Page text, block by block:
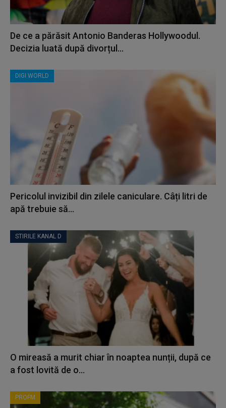
De ce a părăsit Antonio Banderas Hollywoodul.
Decizia luată după divorțul...
DIGI WORLD
Pericolul invizibil din zilele caniculare. Câți litri de
apă trebuie să...
STIRILE KANAL D
O mireasă a murit chiar în noaptea nunții, după ce
a fost lovită de o...
PROFM